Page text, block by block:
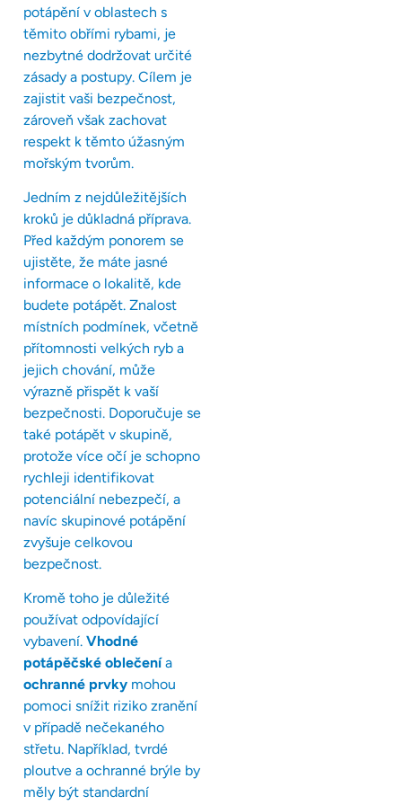
potápění v oblastech s
těmito obřími rybami, je
nezbytné dodržovat určité
zásady a postupy. Cílem je
zajistit vaši bezpečnost,
zároveň však zachovat
respekt k těmto úžasným
mořským tvorům.
Jedním z nejdůležitějších
kroků je důkladná příprava.
Před každým ponorem se
ujistěte, že máte jasné
informace o lokalitě, kde
budete potápět. Znalost
místních podmínek, včetně
přítomnosti velkých ryb a
jejich chování, může
výrazně přispět k vaší
bezpečnosti. Doporučuje se
také potápět v skupině,
protože více očí je schopno
rychleji identifikovat
potenciální nebezpečí, a
navíc skupinové potápění
zvyšuje celkovou
bezpečnost.
Kromě toho je důležité
používat odpovídající
vybavení. Vhodné
potápěčské oblečenía
ochranné prvky mohou
pomoci snížit riziko zranění
v případě nečekaného
střetu. Například, tvrdé
ploutve a ochranné brýle by
měly být standardní